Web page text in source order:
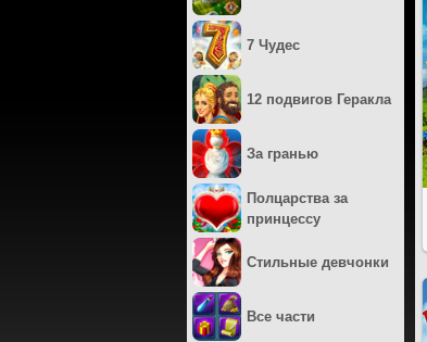
7 Чудес
12 подвигов Геракла
За гранью
Полцарства за
принцессу
Стильные девчонки
Все части